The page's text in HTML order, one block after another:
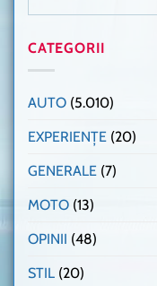
CATEGORII
AUTO (5.010)
EXPERIENȚE (20)
GENERALE (7)
MOTO (13)
OPINII (48)
STIL (20)